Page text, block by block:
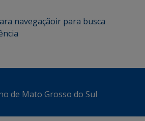
navegaçãoir para busca
de Mato Grosso do Sul